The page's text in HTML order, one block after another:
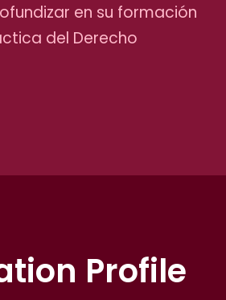
en su formación
del Derecho
Profile